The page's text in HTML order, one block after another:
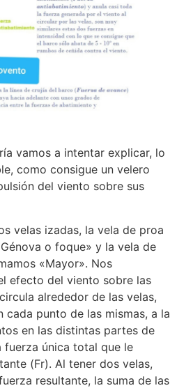
vamos a intentar explicar, lo
como consigue un velero
del viento sobre sus
velas izadas, la vela de proa
o foque» y la vela de
«Mayor». Nos
efecto del viento sobre las
alrededor de las velas,
cada punto de las mismas, a la
en las distintas partes de
fuerza única total que le
(Fr). Al tener dos velas,
resultante, la suma de las